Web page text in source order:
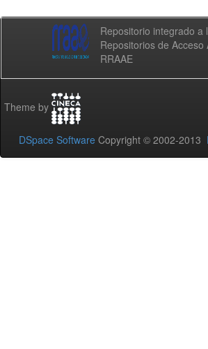
Repositorio integrado a
Repositorios de
RRAAE
Theme by
DSpace Software Copyright © 2002-2013